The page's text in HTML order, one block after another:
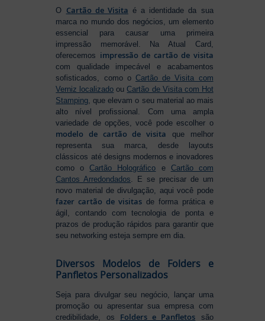
O Cartão de Visita é a identidade da sua
marca no mundo dos negócios, um elemento
essencial para causar uma primeira
impressão memorável. Na Atual Card,
oferecemos impressão de cartão de visita
com qualidade impecável e acabamentos
sofisticados, como o Cartão de Visita com
Verniz localizado ouCartão de Visita com Hot
Stamping , que elevam o seu material ao mais
alto nível profissional. Com uma ampla
variedade de opções, você pode escolher o
modelo de cartão de visita que melhor
representa sua marca, desde layouts
clássicos até designs modernos e inovadores
como oCartão Holográfico e Cartão com
Cantos Arredondados . E se precisar de um
novo material de divulgação, aqui você pode
fazer cartão de visitas de forma prática e
ágil, contando com tecnologia de ponta e
prazos de produção rápidos para garantir que
seu networking esteja sempre em dia.
Diversos Modelos de Folders e
Panfletos Personalizados
Seja para divulgar seu negócio, lançar uma
promoção ou apresentar sua empresa com
credibilidade, os Folders e Panfletos são